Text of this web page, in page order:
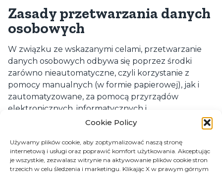
Cookie Policy
Używamy plików cookie, aby zoptymalizować naszą stronę
internetową i usługi oraz poprawić komfort użytkowania. Akceptując
je wszystkie, zezwalasz witrynie na aktywowanie plików cookie stron
trzecich w celu śledzenia i marketingu. Klikając X w prawym górnym
Zasady przetwarzania danych
osobowych
W związku ze wskazanymi celami, przetwarzanie
danych osobowych odbywa się poprzez środki
zarówno nieautomatyczne, czyli korzystanie z
pomocy manualnych (w formie papierowej), jak i
zautomatyzowane, za pomocą przyrządów
elektronicznych, informatycznych i
telematycznych, zgodnie z logiką organizacji i
celami, i jakkolwiek poprzez odpowiednie środki
gwarantujące bezpieczeństwo, integralność
fizyczną i poufność tychże danych, jak również